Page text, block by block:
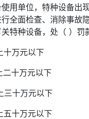
用单位，特种设备出
全面检查、消除事故
特种设备，处（ ）罚
十万元以下
二十万元以下
三十万元以下
五十万元以下